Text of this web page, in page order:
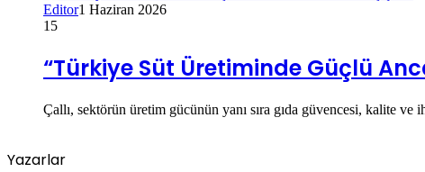
Editor1 Haziran 2026
15
“Türkiye Süt Üretiminde Güçlü
Çallı, sektörün üretim gücünün yanı sıra gıda güvencesi, kalite ve
Yazarlar